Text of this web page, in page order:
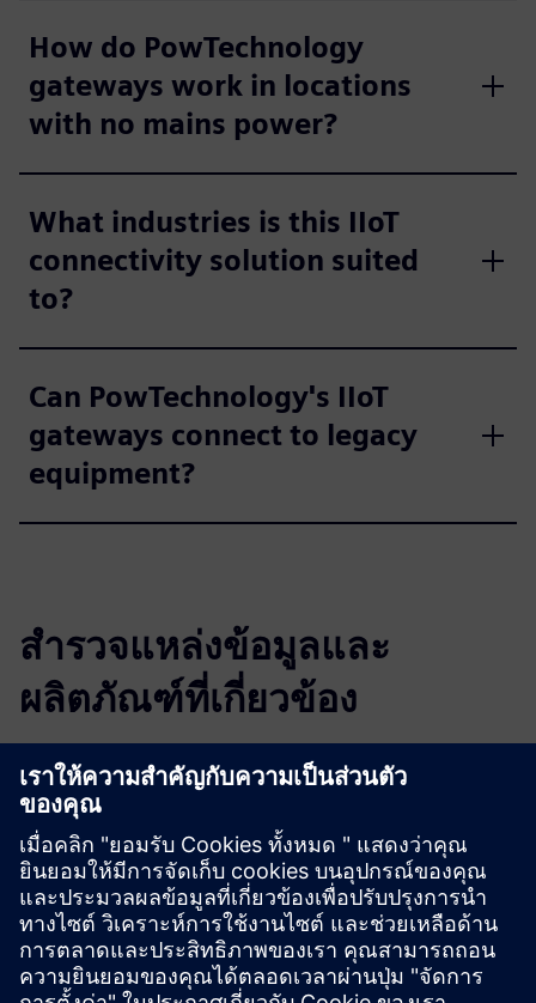
How do PowTechnology
gateways work in locations
with no mains power?
What industries is this IIoT
connectivity solution suited
to?
Can PowTechnology's IIoT
gateways connect to legacy
equipment?
สำรวจแหล่งข้อมูลและ
ผลิตภัณฑ์ที่เกี่ยวข้อง
ข้อมูลและแหล่งข้อมูลเพิ่มเติม
PowTechnology Metron5 Hardware Brochure
PowTechnology MetronView Platform Brochure.pdf
Joint Value Proposition PowTechnology
PowTechnology MetronM Modbus IIoT Gateway Brochure
IIoT for Smart Manufacturing Brochure